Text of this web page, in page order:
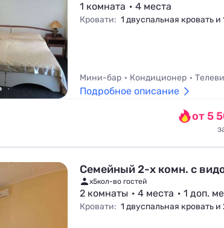
1 комната 4 места
Кровати: 1 двуспальная кровать
Мини-бар Кондиционер
Подробное описание
от 5
Семейный 2-х комн. с
x5кол-во гостей
2 комнаты 4 места 1 доп.
Кровати: 1 двуспальная кровать